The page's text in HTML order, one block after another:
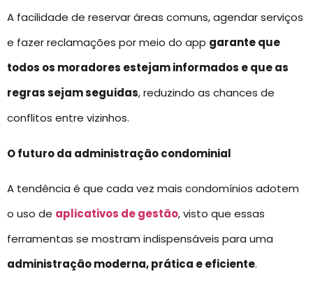
A facilidade de reservar áreas comuns, agendar serviços
e fazer reclamações por meio do app garante que
todos os moradores estejam informados e que as
regras sejam seguidas, reduzindo as chances de
conflitos entre vizinhos.
O futuro da administração condominial
A tendência é que cada vez mais condomínios adotem
o uso de aplicativos de gestão, visto que essas
ferramentas se mostram indispensáveis para uma
administração moderna, prática e eficiente.